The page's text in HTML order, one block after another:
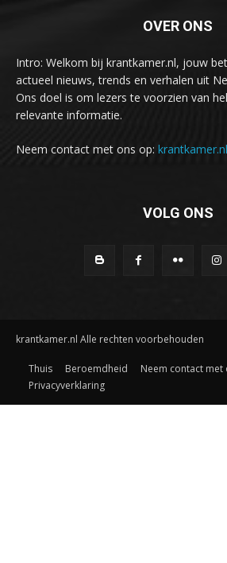
OVER ONS
Intro: Welkom bij krantkamer.nl, jouw
actueel nieuws, trends en verhalen uit
Ons doel is om lezers te voorzien van
relevante informatie.
Neem contact met ons op:
VOLG ONS
krantkamer.nl Alle rechten voorbehouden
Thuis Beroemdheid Neem contact met
Privacyverklaring